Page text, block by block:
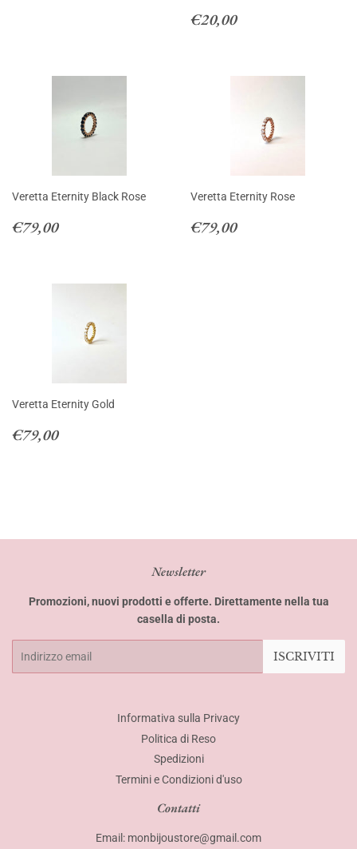
Prezzo
€20,00€20,00
Veretta Eternity Black Rose
Prezzo
€79,00€79,00
Veretta Eternity Rose
Prezzo
€79,00€79,00
Veretta Eternity Gold
Prezzo
€79,00€79,00
Newsletter
Promozioni, nuovi prodotti e offerte. Direttamente nella tua
casella di posta.
ISCRIVITI
Informativa sulla Privacy
Politica di Reso
Spedizioni
Termini e Condizioni d'uso
Contatti
Email: monbijoustore@gmail.com